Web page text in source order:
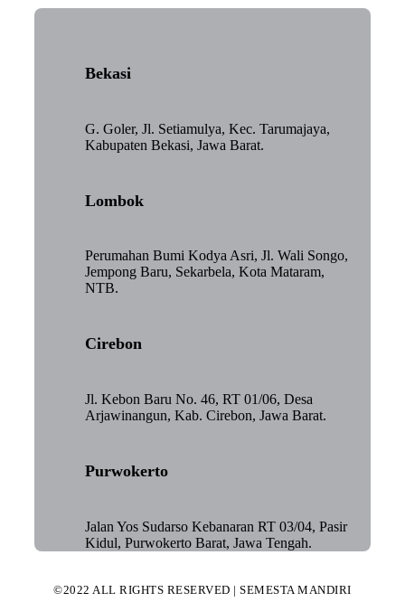
Bekasi
G. Goler, Jl. Setiamulya, Kec. Tarumajaya,
Kabupaten Bekasi, Jawa Barat.
Lombok
Perumahan Bumi Kodya Asri, Jl. Wali Songo,
Jempong Baru, Sekarbela, Kota Mataram,
NTB.
Cirebon
Jl. Kebon Baru No. 46, RT 01/06, Desa
Arjawinangun, Kab. Cirebon, Jawa Barat.
Purwokerto
Jalan Yos Sudarso Kebanaran RT 03/04, Pasir
Kidul, Purwokerto Barat, Jawa Tengah.
©2022 ALL RIGHTS RESERVED | SEMESTA MANDIRI